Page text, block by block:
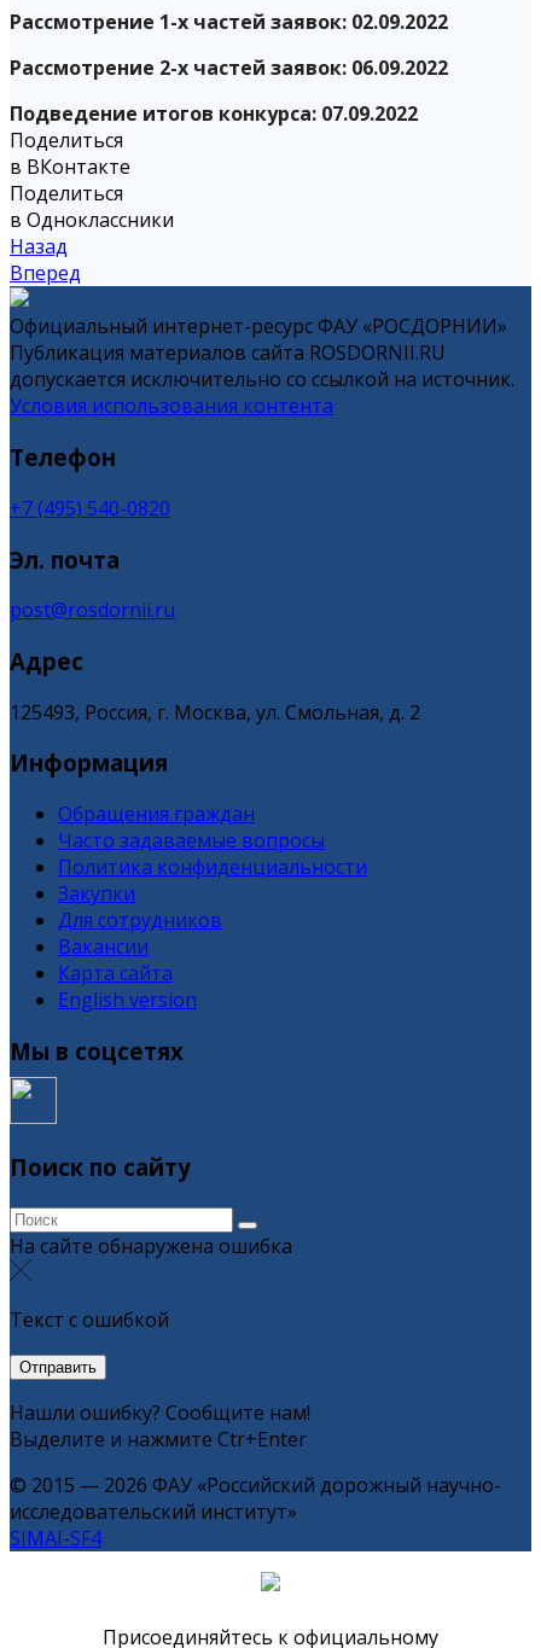
Рассмотрение 1-х частей заявок: 02.09.2022
Рассмотрение 2-х частей заявок: 06.09.2022
Подведение итогов конкурса: 07.09.2022
Поделиться
в ВКонтакте
Поделиться
в Одноклассники
Назад
Вперед
Официальный интернет-ресурс ФАУ «РОСДОРНИИ»
Публикация материалов сайта ROSDORNII.RU
допускается исключительно со ссылкой на источник.
Условия использования контента
Телефон
+7 (495) 540-0820
Эл. почта
post@rosdornii.ru
Адрес
125493, Россия, г. Москва, ул. Смольная, д. 2
Информация
Обращения граждан
Часто задаваемые вопросы
Политика конфиденциальности
Закупки
Для сотрудников
Вакансии
Карта сайта
English version
Мы в соцсетях
Поиск по сайту
На сайте обнаружена ошибка
Текст с ошибкой
Нашли ошибку? Сообщите нам!
Выделите и нажмите Ctr+Enter
© 2015 — 2026 ФАУ «Российский дорожный научно-
исследовательский институт»
SIMAI-SF4
Присоединяйтесь к официальному